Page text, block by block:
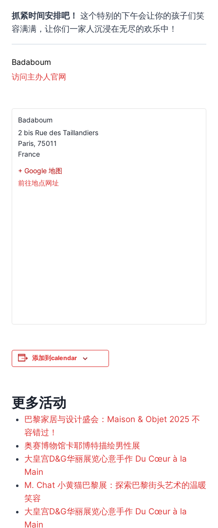
抓紧时间安排吧！ 这个特别的下午会让你的孩子们笑
容满满，让你们一家人沉浸在无尽的欢乐中！
Badaboum
访问主办人官网
Badaboum
2 bis Rue des Taillandiers
Paris, 75011
France
+ Google 地图
前往地点网址
添加到calendar
更多活动
巴黎家居与设计盛会：Maison & Objet 2025 不
容错过！
奥赛博物馆卡耶博特描绘男性展
大皇宫D&G华丽展览心意手作 Du Cœur à la
Main
M. Chat 小黄猫巴黎展：探索巴黎街头艺术的温暖
笑容
大皇宫D&G华丽展览心意手作 Du Cœur à la
Main